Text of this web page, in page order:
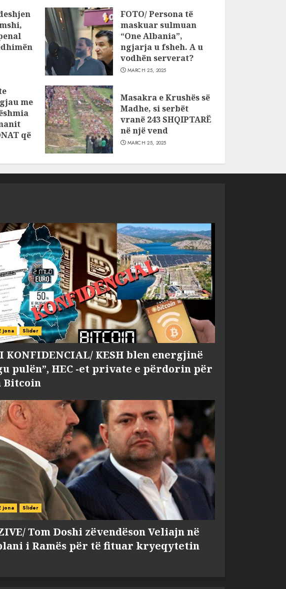
FOTO/ Persona të
maskuar sulmuan
“One Albania”,
ngjarja u fsheh. A u
vodhën serverat?
MARCH 25, 2025
me
që
Masakra e Krushës së
Madhe, si serbët
vranë 243 SHQIPTARË
në një vend
MARCH 25, 2025
jona Slider
KONFIDENCIAL/ KESH blen energjinë
pulën”, HEC -et private e përdorin për
Bitcoin
jona Slider
Tom Doshi zëvendëson Veliajn në
i Ramës për të fituar kryeqytetin